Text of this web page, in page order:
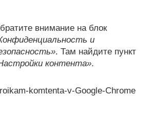
внимание на блок
и
. Там найдите пункт
контента».